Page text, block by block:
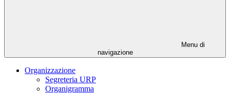
Menu di
navigazione
Organizzazione
Segreteria URP
Organigramma